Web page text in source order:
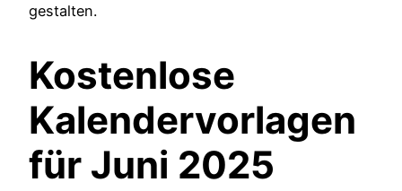
gestalten.
Kostenlose
Kalendervorlagen
für Juni 2025